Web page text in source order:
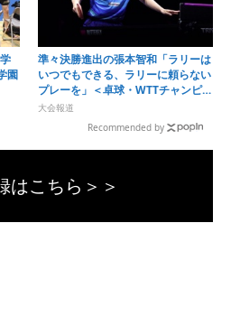
園
準々決勝進出の張本智和「ラリーは
いつでもできる、ラリーに頼らない
プレーを」＜卓球・WTTチャンピオ
ンズ横浜2026＞
大会報道
Recommended by
はこちら＞＞